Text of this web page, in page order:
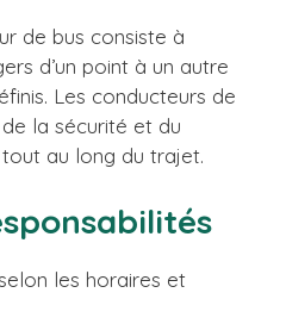
de bus consiste à
d’un point à un autre
Les conducteurs de
la sécurité et du
au long du trajet.
les horaires et